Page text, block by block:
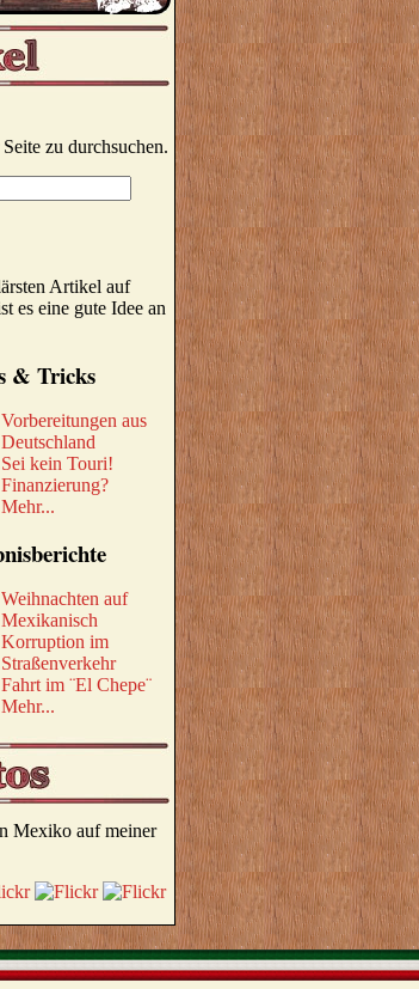
zu durchsuchen.
Artikel auf
es eine gute Idee an
& Tricks
Vorbereitungen aus
Deutschland
Sei kein Touri!
Finanzierung?
Mehr...
Weihnachten auf
Mexikanisch
Korruption im
Straßenverkehr
Fahrt im ¨El Chepe¨
Mehr...
Mexiko auf meiner